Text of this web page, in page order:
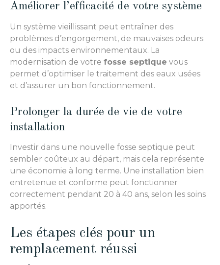
Améliorer l’efficacité de votre système
Un système vieillissant peut entraîner des
problèmes d’engorgement, de mauvaises odeurs
ou des impacts environnementaux. La
modernisation de votre fosse septique vous
permet d’optimiser le traitement des eaux usées
et d’assurer un bon fonctionnement.
Prolonger la durée de vie de votre
installation
Investir dans une nouvelle fosse septique peut
sembler coûteux au départ, mais cela représente
une économie à long terme. Une installation bien
entretenue et conforme peut fonctionner
correctement pendant 20 à 40 ans, selon les soins
apportés.
Les étapes clés pour un
remplacement réussi